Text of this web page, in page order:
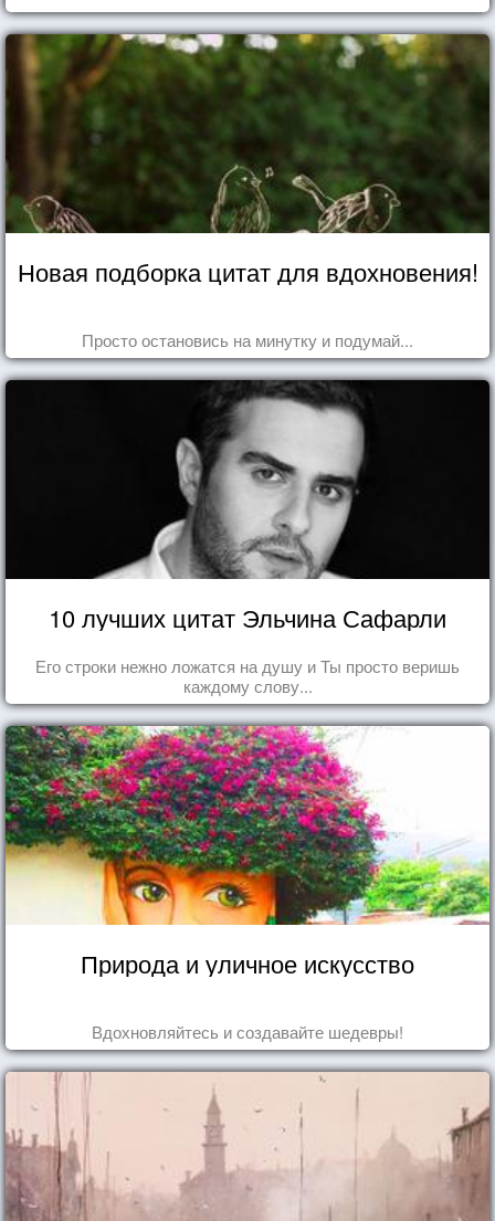
Новая подборка цитат для вдохновения!
Просто остановись на минутку и подумай...
10 лучших цитат Эльчина Сафарли
Его строки нежно ложатся на душу и Ты просто веришь
каждому слову...
Природа и уличное искусство
Вдохновляйтесь и создавайте шедевры!